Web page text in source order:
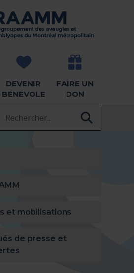
PAGE D'ACCUEIL -
DEVENIR
BÉNÉVOLE
FAIRE UN
DON
et mobilisations
de presse et